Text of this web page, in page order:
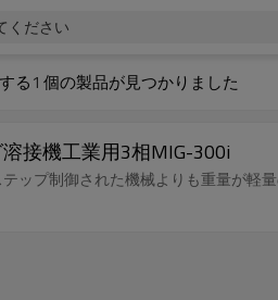
ください
る1 個の製品が見つかりました
接機工業用3相MIG-300i
ップ制御された機械よりも重量が軽